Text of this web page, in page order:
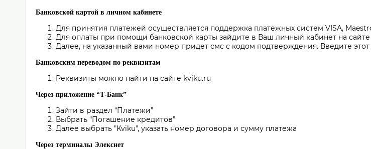
Банковской картой в личном кабинете
Для принятия платежей осуществляется поддержка платежных систем VISA,
Для оплаты при помощи банковской карты зайдите в Ваш личный кабинет на
Далее, на указанный вами номер придет смс с кодом подтверждения. Введите
Банковским переводом по реквизитам
Реквизиты можно найти на сайте kviku.ru
Через приложение “Т-Банк”
Зайти в раздел “Платежи”
Выбрать “Погашение кредитов”
Далее выбрать "Kviku", указать номер договора и сумму платежа
Через терминалы Элекснет